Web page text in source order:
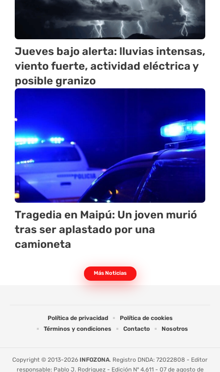
Jueves bajo alerta: lluvias intensas,
viento fuerte, actividad eléctrica y
posible granizo
Tragedia en Maipú: Un joven murió
tras ser aplastado por una
camioneta
Más Noticias
Política de privacidad
Política de cookies
Términos y condiciones
Contacto Nosotros
Copyright © 2013-2026 INFOZONA. Registro DNDA: 72022808 - Editor
responsable: Pablo J. Rodriguez - Edición Nº 4.611 - 07 de agosto de